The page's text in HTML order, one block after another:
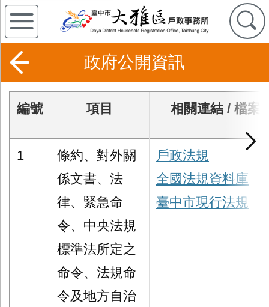
政府公開資訊
編號 項目 相關連結 / 檔案
1
條約、對外關
係文書、法
律、緊急命
令、中央法規
標準法所定之
命令、法規命
令及地方自治
戶政法規
全國法規資料庫
臺中市現行法規